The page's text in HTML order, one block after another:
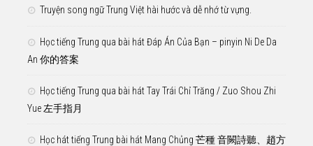
Truyện song ngữ Trung Việt hài hước và dễ nhớ từ vựng.
Học tiếng Trung qua bài hát Đáp Án Của Bạn – pinyin Ni De Da
An 你的答案
Học tiếng Trung qua bài hát Tay Trái Chỉ Trăng / Zuo Shou Zhi
Yue 左手指月
Học hát tiếng Trung bài hát Mang Chủng 芒種 音闕詩聽、趙方